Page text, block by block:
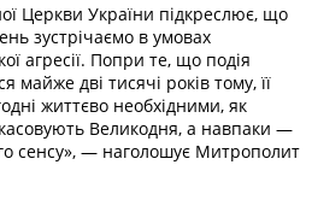
Церкви України підкреслює, що
зустрічаємо в умовах
агресії. Попри те, що подія
майже дві тисячі років тому, її
життєво необхідними, як
Великодня, а навпаки —
сенсу», — наголошує Митрополит